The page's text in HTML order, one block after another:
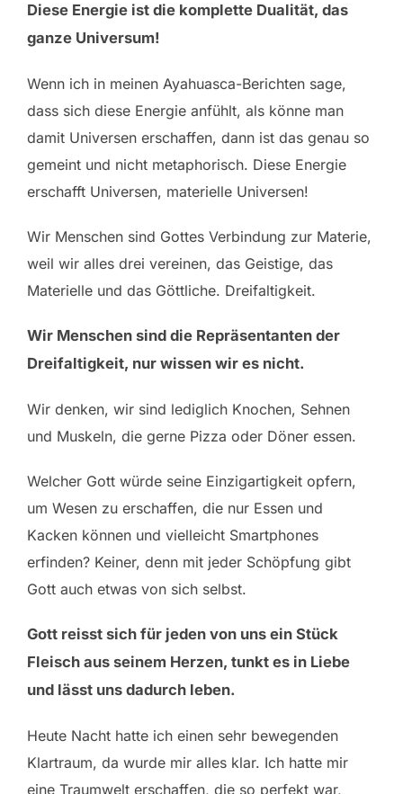
Diese Energie ist die komplette Dualität, das
ganze Universum!
Wenn ich in meinen Ayahuasca-Berichten sage,
dass sich diese Energie anfühlt, als könne man
damit Universen erschaffen, dann ist das genau so
gemeint und nicht metaphorisch. Diese Energie
erschafft Universen, materielle Universen!
Wir Menschen sind Gottes Verbindung zur Materie,
weil wir alles drei vereinen, das Geistige, das
Materielle und das Göttliche. Dreifaltigkeit.
Wir Menschen sind die Repräsentanten der
Dreifaltigkeit, nur wissen wir es nicht.
Wir denken, wir sind lediglich Knochen, Sehnen
und Muskeln, die gerne Pizza oder Döner essen.
Welcher Gott würde seine Einzigartigkeit opfern,
um Wesen zu erschaffen, die nur Essen und
Kacken können und vielleicht Smartphones
erfinden? Keiner, denn mit jeder Schöpfung gibt
Gott auch etwas von sich selbst.
Gott reisst sich für jeden von uns ein Stück
Fleisch aus seinem Herzen, tunkt es in Liebe
und lässt uns dadurch leben.
Heute Nacht hatte ich einen sehr bewegenden
Klartraum, da wurde mir alles klar. Ich hatte mir
eine Traumwelt erschaffen, die so perfekt war,